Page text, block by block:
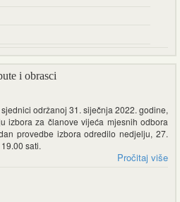
i obrasci
održanoj 31. siječnja 2022. godine,
izbora za članove vijeća mjesnih odbora
provedbe izbora odredilo nedjelju, 27.
sati.
Pročitaj više